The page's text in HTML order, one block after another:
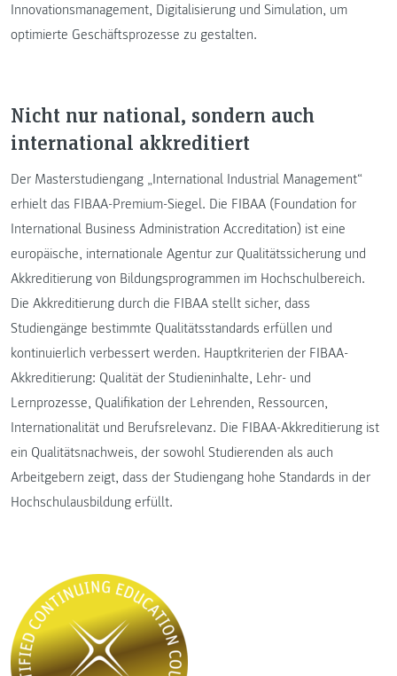
Innovationsmanagement, Digitalisierung und Simulation, um
optimierte Geschäftsprozesse zu gestalten.
Nicht nur national, sondern auch
international akkreditiert
Der Masterstudiengang „International Industrial Management“
erhielt das FIBAA-Premium-Siegel. Die FIBAA (Foundation for
International Business Administration Accreditation) ist eine
europäische, internationale Agentur zur Qualitätssicherung und
Akkreditierung von Bildungsprogrammen im Hochschulbereich.
Die Akkreditierung durch die FIBAA stellt sicher, dass
Studiengänge bestimmte Qualitätsstandards erfüllen und
kontinuierlich verbessert werden. Hauptkriterien der FIBAA-
Akkreditierung: Qualität der Studieninhalte, Lehr- und
Lernprozesse, Qualifikation der Lehrenden, Ressourcen,
Internationalität und Berufsrelevanz. Die FIBAA-Akkreditierung ist
ein Qualitätsnachweis, der sowohl Studierenden als auch
Arbeitgebern zeigt, dass der Studiengang hohe Standards in der
Hochschulausbildung erfüllt.